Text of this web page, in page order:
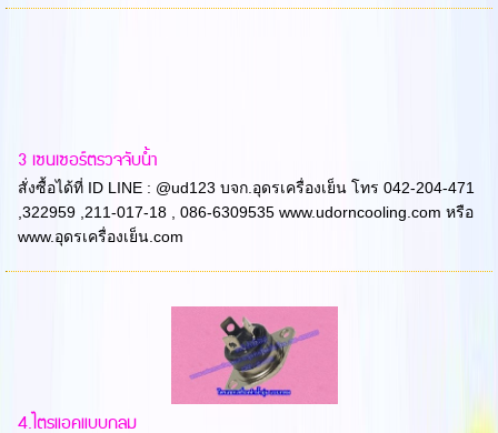
3 เซนเซอร์ตรวจจับน้ำ
สั่งซื้อได้ที่ ID LINE : @ud123 บจก.อุดรเครื่องเย็น โทร 042-204-471
,322959 ,211-017-18 , 086-6309535 www.udorncooling.com หรือ
www.อุดรเครื่องเย็น.com
4.ไตรแอคแบบกลม